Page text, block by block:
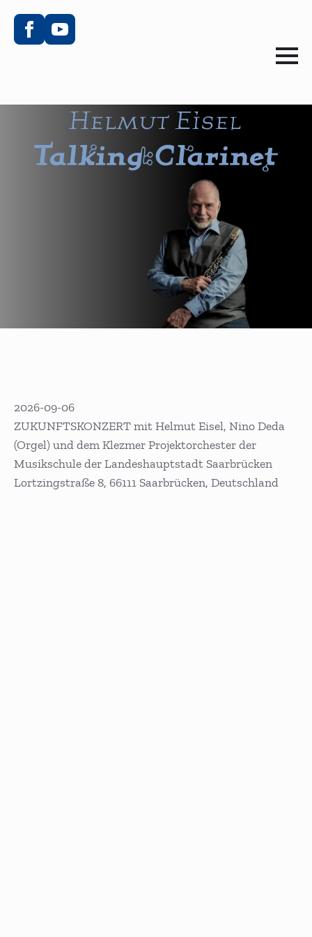
2026-09-06
ZUKUNFTSKONZERT mit Helmut Eisel, Nino Deda
(Orgel) und dem Klezmer Projektorchester der
Musikschule der Landeshauptstadt Saarbrücken
Lortzingstraße 8, 66111 Saarbrücken, Deutschland